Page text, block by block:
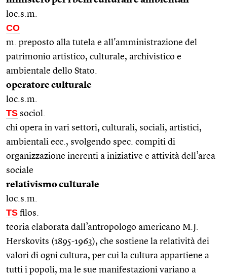
loc.s.m.
CO
m. preposto alla tutela e all'amministrazione del
patrimonio artistico, culturale, archivistico e
ambientale dello Stato.
operatore culturale
loc.s.m.
TS sociol.
chi opera in vari settori, culturali, sociali, artistici,
ambientali ecc., svolgendo spec. compiti di
organizzazione inerenti a iniziative e attività dell’area
sociale
relativismo culturale
loc.s.m.
TS filos.
teoria elaborata dall’antropologo americano M.J.
Herskovits (1895-1963), che sostiene la relatività dei
valori di ogni cultura, per cui la cultura appartiene a
tutti i popoli, ma le sue manifestazioni variano a